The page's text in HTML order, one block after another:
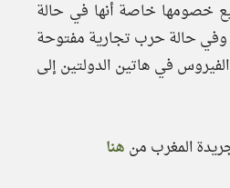
خصومها خاصة أنها في حالة
حالة حرب تجارية مفتوحة
في هاتين الدولتين إلى
المغرب من هنا